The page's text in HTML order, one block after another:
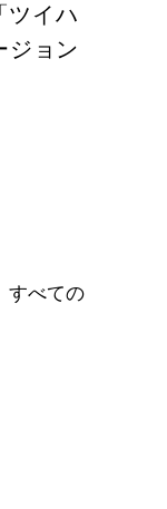
ツイハ
ジョン
すべての